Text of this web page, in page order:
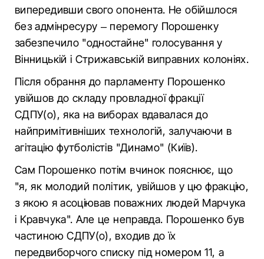
випередивши свого опонента. Не обійшлося
без адмінресуру – перемогу Порошенку
забезпечило "одностайне" голосування у
Вінницькій і Стрижавській виправних колоніях.
Після обрання до парламенту Порошенко
увійшов до складу провладної фракції
СДПУ(о), яка на виборах вдавалася до
найпримітивніших технологій, залучаючи в
агітацію футболістів "Динамо" (Київ).
Сам Порошенко потім вчинок пояснює, що
"я, як молодий політик, увійшов у цю фракцію,
з якою я асоціював поважних людей Марчука
і Кравчука". Але це неправда. Порошенко був
частиною СДПУ(о), входив до їх
передвиборчого списку під номером 11, а